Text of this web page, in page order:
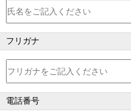
フリガナ
電話番号